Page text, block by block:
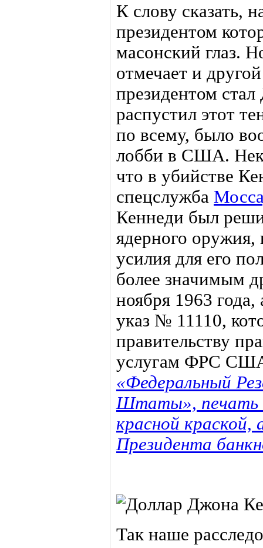
К слову сказать,
президентом
масонский глаз.
отмечает и
президентом
распустил этот
по всему, было
лобби в США.
что в убийстве
спецслужба
Кеннеди был
ядерного оружия,
усилия для его
более значимым
ноября 1963
указ № 11110,
правительству
услугам ФРС
«Федеральный
Штаты», печать
красной краской,
Президента
Так наше